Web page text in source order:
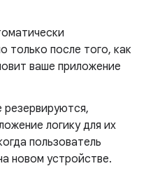
только после того, как
ваше приложение
резервируются,
логику для их
пользователь
новом устройстве.